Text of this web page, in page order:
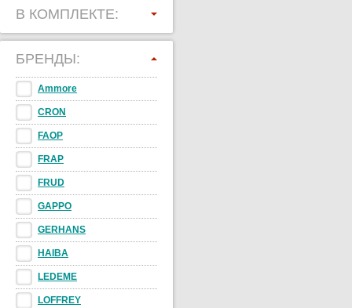
В КОМПЛЕКТЕ:
БРЕНДЫ:
Ammore
CRON
FAOP
FRAP
FRUD
GAPPO
GERHANS
HAIBA
LEDEME
LOFFREY